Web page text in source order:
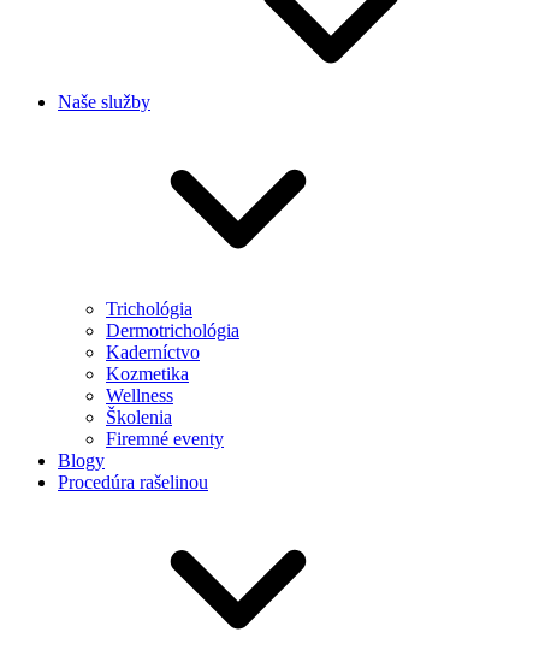
Naše služby
Trichológia
Dermotrichológia
Kaderníctvo
Kozmetika
Wellness
Školenia
Firemné eventy
Blogy
Procedúra rašelinou